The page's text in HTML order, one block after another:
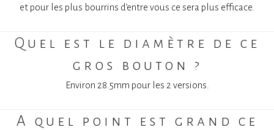
et pour les plus bourrins d’entre vous ce sera plus efficace.
Quel est le diamètre de ce
gros bouton ?
Environ 28.5mm pour les 2 versions.
A quel point est grand ce